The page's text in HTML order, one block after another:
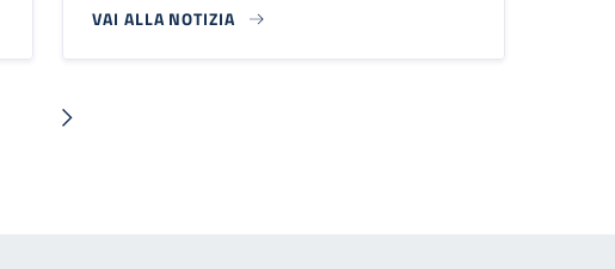
VAI ALLA NOTIZIA
Pagina successiva